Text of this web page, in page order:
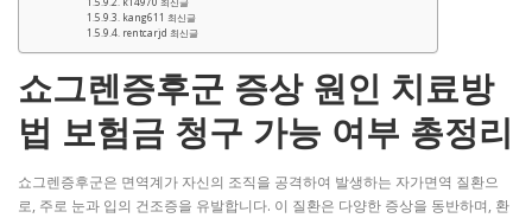
kang611 최신글
rentcarjd 최신글
쇼그렌증후군 증상 원인 치료방
법 보험금 청구 가능 여부 총정리
쇼그렌증후군은 면역계가 자신의 조직을 공격하여 발생하는 자가면역 질환으
로, 주로 눈과 입의 건조증을 유발합니다. 이 질환은 다양한 증상을 동반하며, 환